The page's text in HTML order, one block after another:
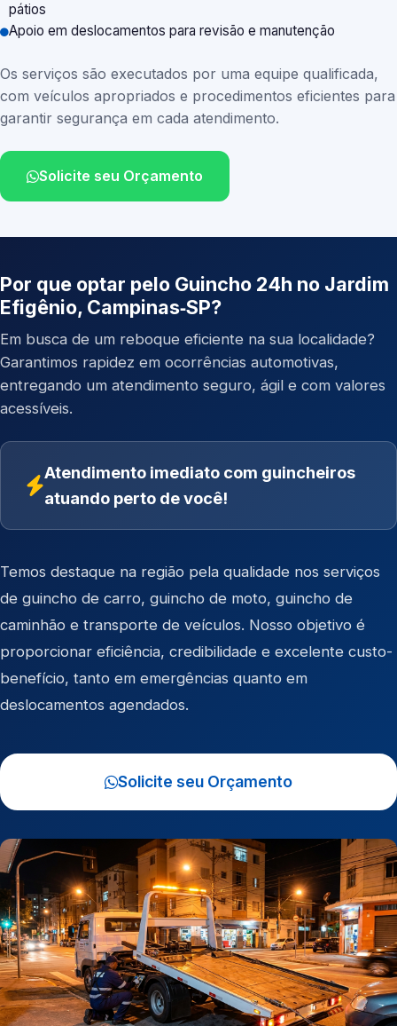
pátios
Apoio em deslocamentos para revisão e manutenção
Os serviços são executados por uma equipe qualificada,
com veículos apropriados e procedimentos eficientes para
garantir segurança em cada atendimento.
Solicite seu Orçamento
Por que optar pelo Guincho 24h no Jardim
Efigênio, Campinas‑SP?
Em busca de um reboque eficiente na sua localidade?
Garantimos rapidez em ocorrências automotivas,
entregando um atendimento seguro, ágil e com valores
acessíveis.
Atendimento imediato com guincheiros
atuando perto de você!
Temos destaque na região pela qualidade nos serviços
de guincho de carro, guincho de moto, guincho de
caminhão e transporte de veículos. Nosso objetivo é
proporcionar eficiência, credibilidade e excelente custo-
benefício, tanto em emergências quanto em
deslocamentos agendados.
Solicite seu Orçamento